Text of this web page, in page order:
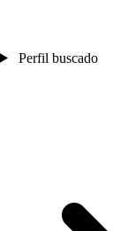
Perfil buscado